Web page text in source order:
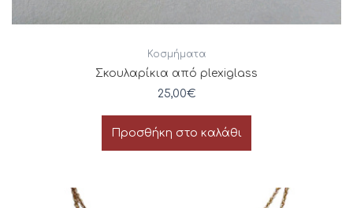
Κοσμήματα
Σκουλαρίκια από plexiglass
25,00€
Προσθήκη στο καλάθι